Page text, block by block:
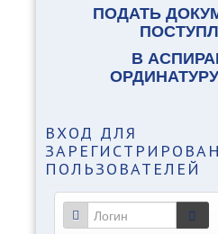
ПОДАТЬ
В
ВХОД ДЛЯ
ПОЛЬЗОВАТЕЛЕЙ